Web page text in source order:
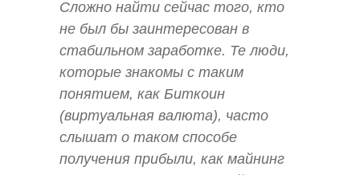
Сложно найти сейчас того, кто
не был бы заинтересован в
стабильном заработке. Те люди,
которые знакомы с таким
понятием, как Биткоин
(виртуальная валюта), часто
слышат о таком способе
получения прибыли, как майнинг